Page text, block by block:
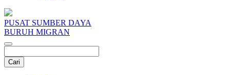
PUSAT SUMBER DAYA
BURUH MIGRAN